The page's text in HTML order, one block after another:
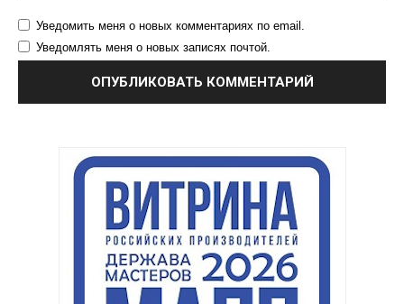
Уведомить меня о новых комментариях по email.
Уведомлять меня о новых записях почтой.